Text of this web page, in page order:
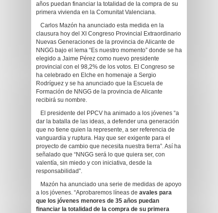
años puedan financiar la totalidad de la compra de su
primera vivienda en la Comunitat Valenciana.
Carlos Mazón ha anunciado esta medida en la
clausura hoy del XI Congreso Provincial Extraordinario
Nuevas Generaciones de la provincia de Alicante de
NNGG bajo el lema “Es nuestro momento” donde se ha
elegido a Jaime Pérez como nuevo presidente
provincial con el 98,2% de los votos. El Congreso se
ha celebrado en Elche en homenaje a Sergio
Rodríguez y se ha anunciado que la Escuela de
Formación de NNGG de la provincia de Alicante
recibirá su nombre.
El presidente del PPCV ha animado a los jóvenes “a
dar la batalla de las ideas, a defender una generación
que no tiene quien la represente, a ser referencia de
vanguardia y ruptura. Hay que ser exigente para el
proyecto de cambio que necesita nuestra tierra”. Así ha
señalado que “NNGG será lo que quiera ser, con
valentía, sin miedo y con iniciativa, desde la
responsabilidad”.
Mazón ha anunciado una serie de medidas de apoyo
a los jóvenes. “Aprobaremos líneas de avales para
que los jóvenes menores de 35 años puedan
financiar la totalidad de la compra de su primera